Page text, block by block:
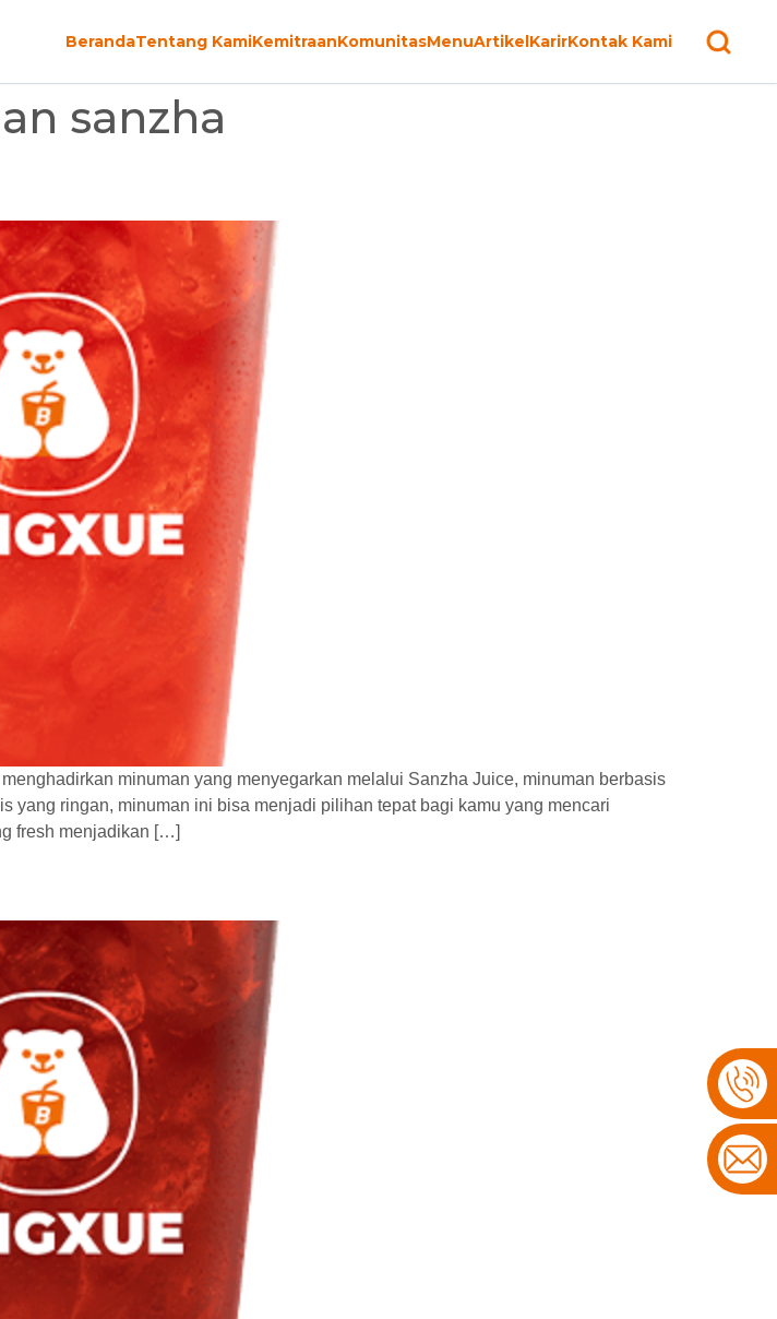
BerandaTentang KamiKemitraanKomunitasMenuArtikelKarirKontak Kami
sanzha
minuman yang menyegarkan melalui Sanzha Juice, minuman berbasis
yang ringan, minuman ini bisa menjadi pilihan tepat bagi kamu yang mencari
fresh menjadikan […]